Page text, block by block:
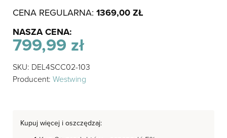
CENA REGULARNA: 1369,00ZŁ
NASZA CENA:
799,99 zł
SKU: DEL4SCC02-103
Producent: Westwing
Kupuj więcej i oszczędzaj: